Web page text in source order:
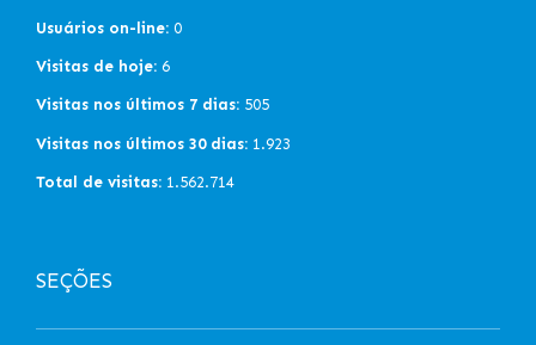
Usuários on-line: 0
Visitas de hoje: 6
Visitas nos últimos 7 dias: 505
Visitas nos últimos 30 dias: 1.923
Total de visitas: 1.562.714
SEÇÕES